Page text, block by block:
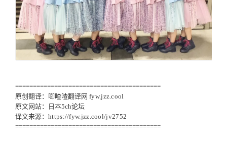
=========================================
原创翻译：唧喳喳翻译网 fyw.jzz.cool
原文网站：日本5ch论坛
译文来源： https://fyw.jzz.cool/jv2752
=========================================